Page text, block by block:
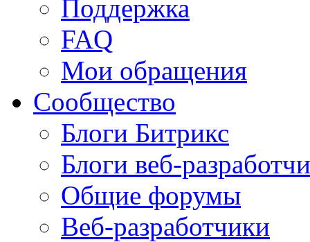
Поддержка
FAQ
Мои обращения
Сообщество
Блоги Битрикс
Блоги веб-
Общие форумы
Веб-разработчики